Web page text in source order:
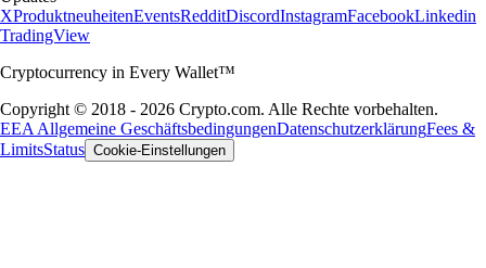
XProduktneuheitenEventsRedditDiscordInstagramFacebookLinkedin
TradingView
Cryptocurrency in Every Wallet™
Copyright © 2018 - 2026 Crypto.com. Alle Rechte vorbehalten.
EEA Allgemeine GeschäftsbedingungenDatenschutzerklärungFees &
LimitsStatus Cookie-Einstellungen